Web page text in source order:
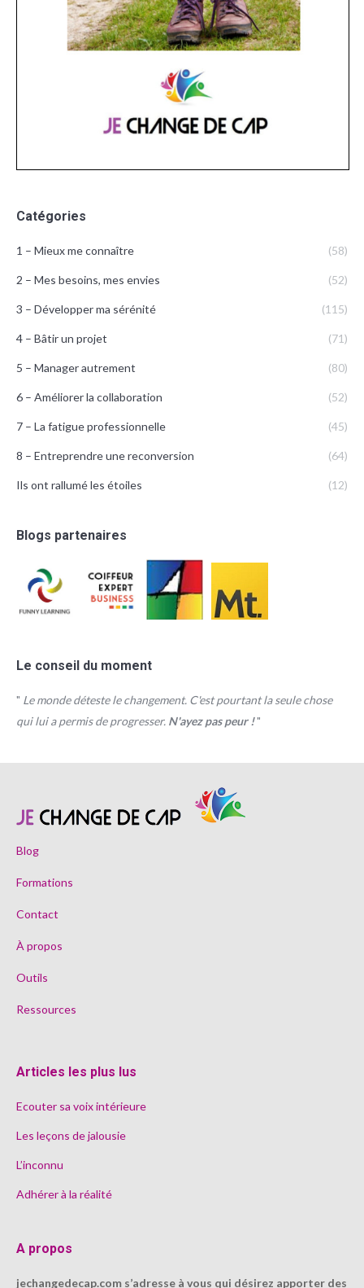
Catégories
1 – Mieux me connaître (58)
2 – Mes besoins, mes envies (52)
3 – Développer ma sérénité (115)
4 – Bâtir un projet (71)
5 – Manager autrement (80)
6 – Améliorer la collaboration (52)
7 – La fatigue professionnelle (45)
8 – Entreprendre une reconversion (64)
Ils ont rallumé les étoiles (12)
Blogs partenaires
Le conseil du moment
" Le monde déteste le changement. C'est pourtant la seule chose
qui lui a permis de progresser. N'ayez pas peur !"
Blog
Formations
Contact
À propos
Outils
Ressources
Articles les plus lus
Ecouter sa voix intérieure
Les leçons de jalousie
L’inconnu
Adhérer à la réalité
A propos
jechangedecap.com s’adresse à vous qui désirez apporter des